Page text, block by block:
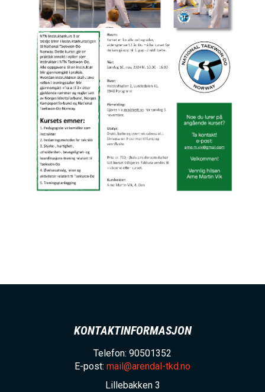
KONTAKTINFORMASJON
Telefon: 90501352
E-post: mail@arendal-tkd.no
Lillebakken 3